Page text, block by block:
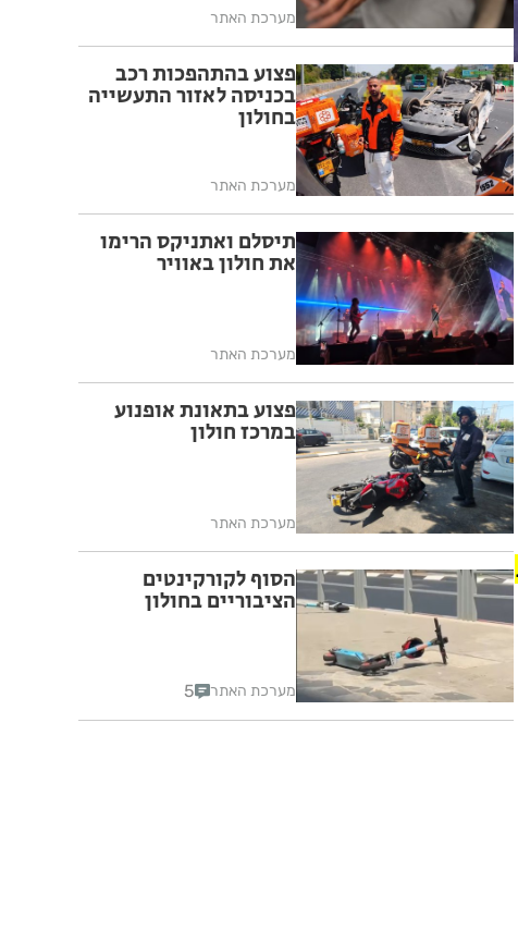
מערכת האתר
פצוע בהתהפכות רכב
בכניסה לאזור התעשייה
בחולון
מערכת האתר
תיסלם ואתניקס הרימו
את חולון באוויר
מערכת האתר
פצוע בתאונת אופנוע
במרכז חולון
מערכת האתר
הסוף לקורקינטים
הציבוריים בחולון
מערכת האתר 5